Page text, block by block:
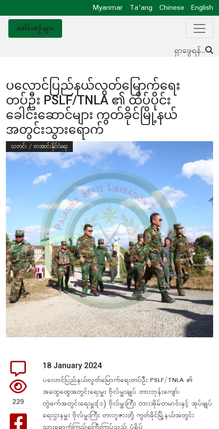
Myanmar Ta'ang Chinese
English
ခေါင်းစဥ်များ
ရှာဖွေရန်...
ပလောင်ပြည်နယ်လွတ်မြောက်ရေး
တပ်ဦး PSLF/TNLA ၏ ထိပ်ပိုင်း
ခေါင်းဆောင်များ ကွတ်ခိုင်မြို့နယ်
အတွင်းသွားရောက်
သတင်း / တအာင်းနိုင်ငံရေး
229
18 January 2024
ပလောင်ပြည်နယ်လွတ်မြောက်ရေးတပ်ဦး PSLF/TNLA ၏
အထွေထွေအတွင်းရေးမှူး ဗိုလ်မှူးချုပ် တားဘုန်းကျော်၊
တွဲဖက်အတွင်းရေးမှူး(၁) ဗိုလ်မှူးကြီး တားအိုမ်တမာဝ်းနှင့် အုပ်ချုပ်
ရေးဌာနမှူး ဗိုလ်မှူးကြီး တားဂူဇားတို့ ကွတ်ခိုင်မြို့နယ်အတွင်း